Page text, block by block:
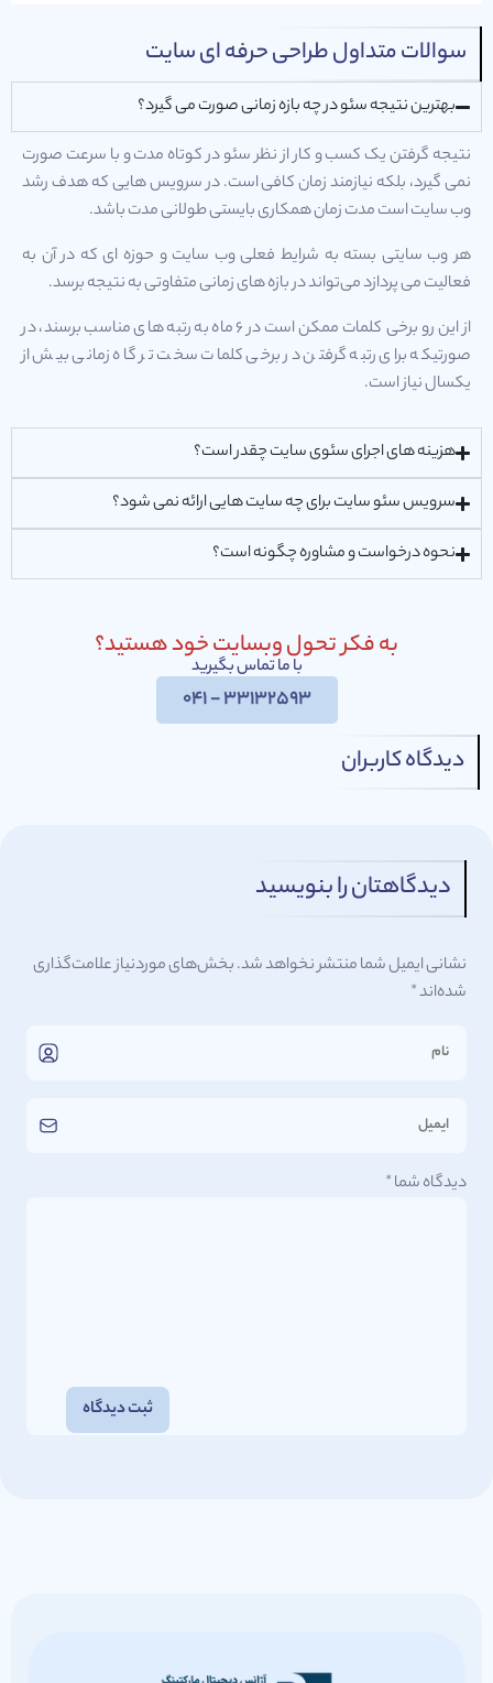
سوالات متداول طراحی حرفه ای سایت
بهترین نتیجه سئو در چه بازه زمانی صورت می گیرد؟
نتیجه گرفتن یک کسب و کار از نظر سئو در کوتاه مدت و با سرعت صورت
نمی گیرد، بلکه نیازمند زمان کافی است. در سرویس هایی که هدف رشد
وب سایت است مدت زمان همکاری بایستی طولانی مدت باشد.
هر وب سایتی بسته به شرایط فعلی وب سایت و حوزه ای که در آن به
فعالیت می پردازد می‌تواند در بازه های زمانی متفاوتی به نتیجه برسد.
از این رو برخی کلمات ممکن است در 6 ماه به رتبه های مناسب برسند، در
صورتیکه برای رتبه گرفتن در برخی کلمات سخت تر گاه زمانی بیش از
یکسال نیاز است.
هزینه های اجرای سئوی سایت چقدر است؟
سرویس سئو سایت برای چه سایت هایی ارائه نمی شود؟
نحوه درخواست و مشاوره چگونه است؟
به فکر تحول وبسایت خود هستید؟
با ما تماس بگیرید
33132593 - 041
دیدگاه کاربران
دیدگاهتان را بنویسید
نشانی ایمیل شما منتشر نخواهد شد.بخش‌های موردنیاز علامت‌گذاری
شده‌اند*
دیدگاه شما*